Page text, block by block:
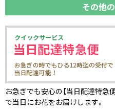
その他
お急ぎでも安心の【当日配達特急
で当日にお花をお届けします。